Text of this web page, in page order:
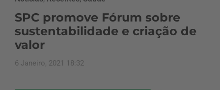
SPC promove Fórum sobre
sustentabilidade e criação de
valor
6 Janeiro, 2021 18:32